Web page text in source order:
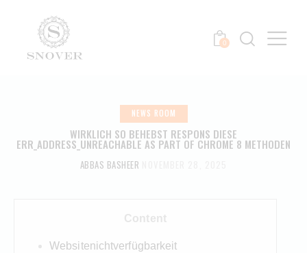
0
NEWS ROOM
WIRKLICH SO BEHEBST RESPONS DIESE
ERR_ADDRESS_UNREACHABLE AS PART OF CHROME 8 METHODEN
ABBAS BASHEER
Content
Websitenichtverfügbarkeit